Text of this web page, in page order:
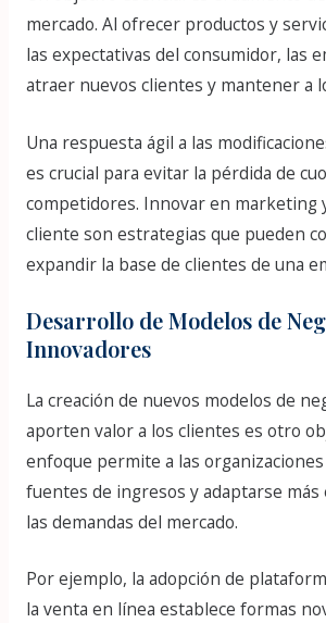
mercado. Al ofrecer productos y
las expectativas del consumidor, las
atraer nuevos clientes y mantener a
Una respuesta ágil a las
es crucial para evitar la pérdida de
competidores. Innovar en marketing
cliente son estrategias que pueden
expandir la base de clientes de una
Desarrollo de Modelos de
Innovadores
La creación de nuevos modelos de
aporten valor a los clientes es otro
enfoque permite a las
fuentes de ingresos y adaptarse
las demandas del mercado.
Por ejemplo, la adopción de
la venta en línea establece formas